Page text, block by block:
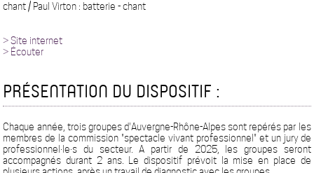
chant / Paul Virton : batterie - chant
> Site internet
> Écouter
PRÉSENTATION DU DISPOSITIF :
Chaque année, trois groupes d'Auvergne-Rhône-Alpes sont repérés par les
membres de la commission "spectacle vivant professionnel" et un jury de
professionnel·le·s du secteur. A partir de 2025, les groupes seront
accompagnés durant 2 ans. Le dispositif prévoit la mise en place de